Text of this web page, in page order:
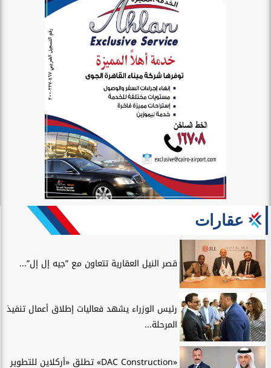
عقارات
قصر النيل العقارية تتعاون مع ”جيه إل إل”...
رئيس الوزراء يشهد فعاليات إطلاق أعمال تنفيذ
المرحلة...
«DAC Construction» تطلق «أركلاين للتطوير